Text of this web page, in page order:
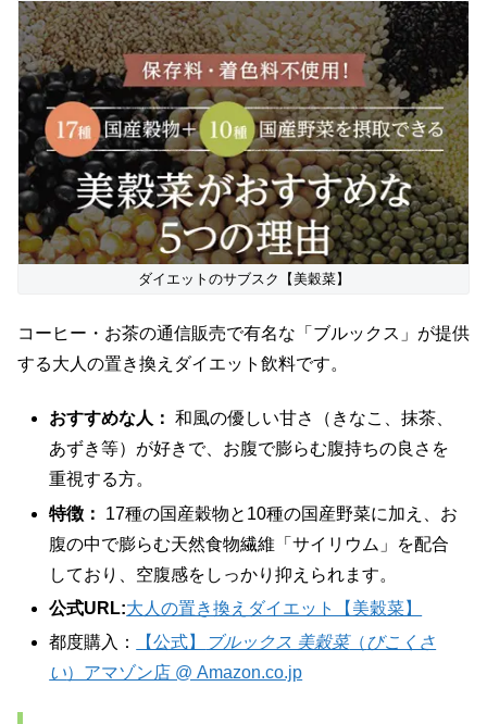
ダイエットのサブスク【美穀菜】
コーヒー・お茶の通信販売で有名な「ブルックス」が提供
する大人の置き換えダイエット飲料です。
おすすめな人： 和風の優しい甘さ（きなこ、抹茶、
あずき等）が好きで、お腹で膨らむ腹持ちの良さを
重視する方。
特徴：
17種の国産穀物と10種の国産野菜に加え、お
腹の中で膨らむ天然食物繊維「サイリウム」を配合
しており、空腹感をしっかり抑えられます。
公式URL:大人の置き換えダイエット【美穀菜】
都度購入：
【公式】 ブルックス 美穀菜（びこくさ
い）アマゾン店 @ Amazon.co.jp